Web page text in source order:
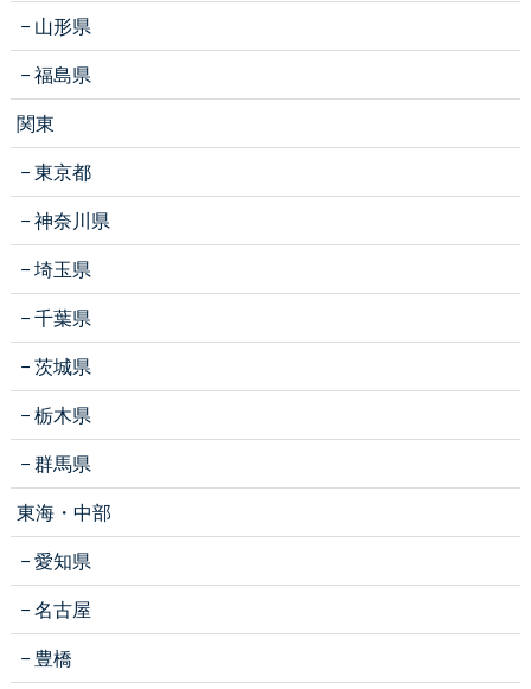
山形県
福島県
関東
東京都
神奈川県
埼玉県
千葉県
茨城県
栃木県
群馬県
東海・中部
愛知県
名古屋
豊橋